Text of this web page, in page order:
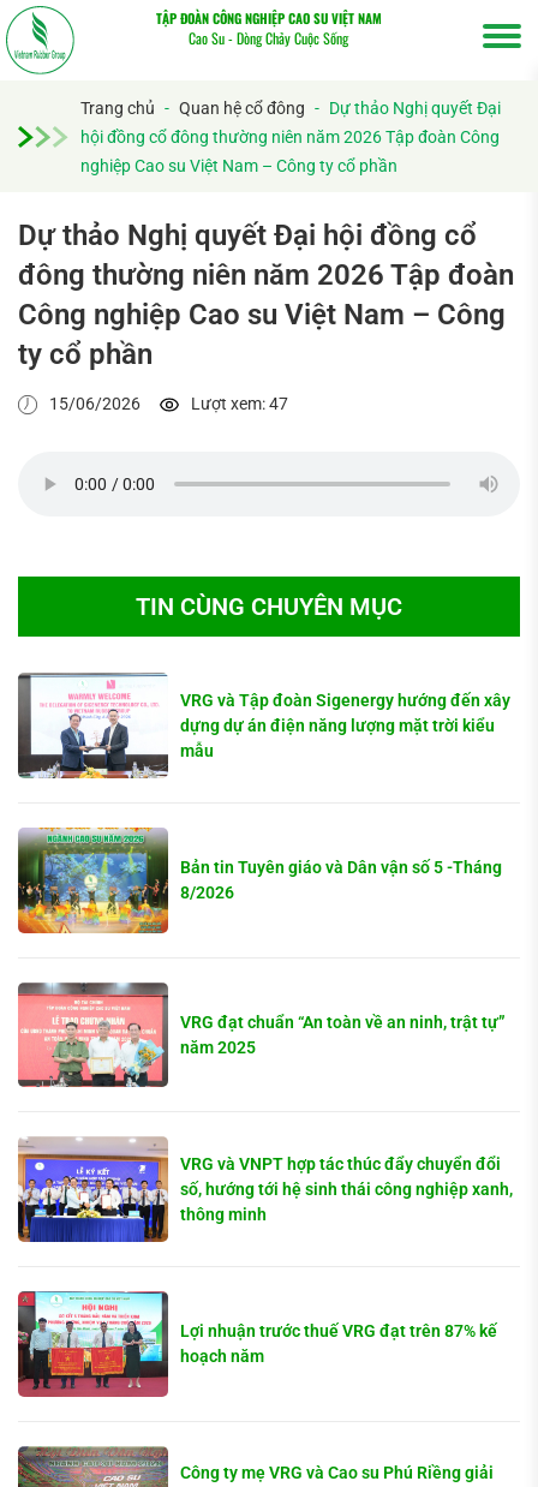
TẬP ĐOÀN CÔNG NGHIỆP CAO SU VIỆT NAM
Cao Su - Dòng Chảy Cuộc Sống
Trang chủ - Quan hệ cổ đông - Dự thảo Nghị quyết Đại
hội đồng cổ đông thường niên năm 2026 Tập đoàn Công
nghiệp Cao su Việt Nam – Công ty cổ phần
Dự thảo Nghị quyết Đại hội đồng cổ
đông thường niên năm 2026 Tập đoàn
Công nghiệp Cao su Việt Nam – Công
ty cổ phần
15/06/2026 Lượt xem: 47
TIN CÙNG CHUYÊN MỤC
VRG và Tập đoàn Sigenergy hướng đến xây
dựng dự án điện năng lượng mặt trời kiểu
mẫu
Bản tin Tuyên giáo và Dân vận số 5 -Tháng
8/2026
VRG đạt chuẩn “An toàn về an ninh, trật tự”
năm 2025
VRG và VNPT hợp tác thúc đẩy chuyển đổi
số, hướng tới hệ sinh thái công nghiệp xanh,
thông minh
Lợi nhuận trước thuế VRG đạt trên 87% kế
hoạch năm
Công ty mẹ VRG và Cao su Phú Riềng giải
Tìm
kiếm...